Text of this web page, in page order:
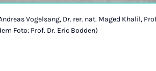
Vogelsang, Dr. rer. nat. Maged Khalil,
Foto: Prof. Dr. Eric Bodden)